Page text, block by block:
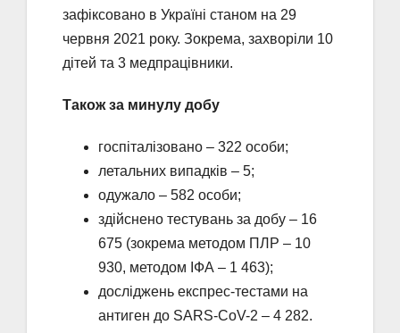
зафіксовано в Україні станом на 29
червня 2021 року. Зокрема, захворіли 10
дітей та 3 медпрацівники.
Також за минулу добу
госпіталізовано – 322 особи;
летальних випадків – 5;
одужало – 582 особи;
здійснено тестувань за добу – 16
675 (зокрема методом ПЛР – 10
930, методом ІФА – 1 463);
досліджень експрес-тестами на
антиген до SARS-CoV-2 – 4 282.